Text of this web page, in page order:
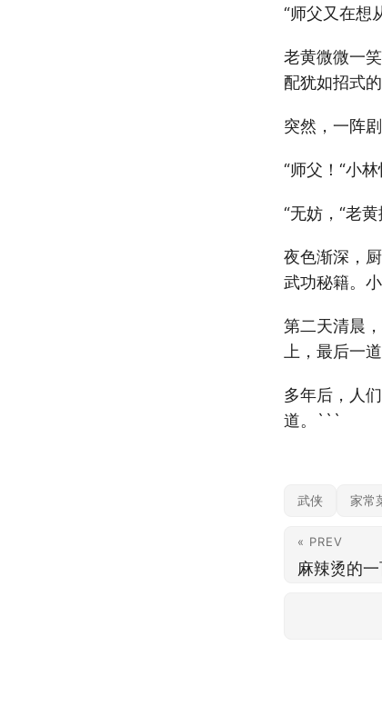
“师父又在想
老黄微微一
配犹如招式
突然，一阵
“师父！“小林
“无妨，“老
夜色渐深，
武功秘籍。
第二天清晨
上，最后一
多年后，人
道。```
武侠 家常
« PREV
麻辣烫的